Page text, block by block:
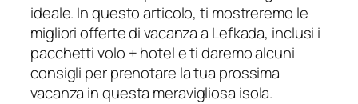
ideale. In questo articolo, ti mostreremo le
migliori offerte di vacanza a Lefkada, inclusi i
pacchetti volo + hotel e ti daremo alcuni
consigli per prenotare la tua prossima
vacanza in questa meravigliosa isola.